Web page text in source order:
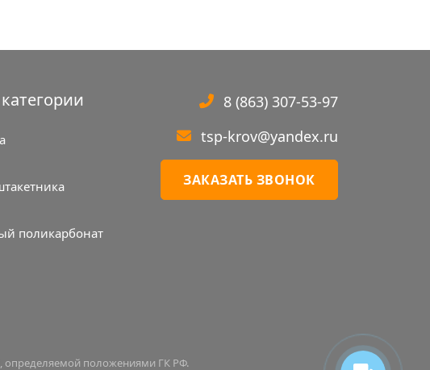
Здравствуйте. Готов ответить на
поликарбонат
8 (863) 307-53-97
tsp-krov@yandex.ru
ЗАКАЗАТЬ ЗВОНОК
определяемой положениями ГК РФ.